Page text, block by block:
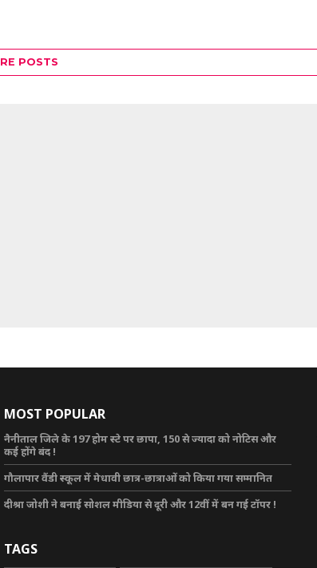
POSTS
MOST POPULAR
नैनीताल जिले के 197 होम स्टे पर छापा, 150 से ज्यादा को नोटिस और
कई होंगे बंद !
गौलापार वैंडी स्कूल में मेधावी छात्र-छात्राओं को किया गया सम्मानित
दीश्रा जोशी ने बनाई सोशल मीडिया से दूरी और 12वीं में बन गई टॉपर !
TAGS